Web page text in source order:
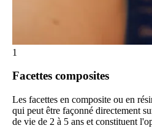
1
Facettes composites
Les facettes en composite ou en
qui peut être façonné directement
de vie de 2 à 5 ans et constituent